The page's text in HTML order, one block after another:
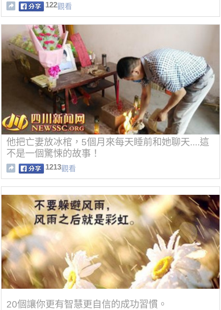
122觀看
他把亡妻放冰棺，5個月來每天睡前和她聊天....這
不是一個驚悚的故事！
1213觀看
20個讓你更有智慧更自信的成功習慣。